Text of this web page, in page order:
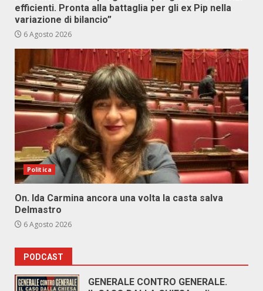
efficienti. Pronta alla battaglia per gli ex Pip nella
variazione di bilancio”
6 Agosto 2026
Politica
On. Ida Carmina ancora una volta la casta salva
Delmastro
6 Agosto 2026
PODCAST
GENERALE CONTRO GENERALE.